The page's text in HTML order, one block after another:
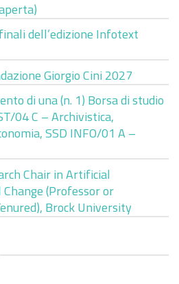
dell’edizione Infotext
Giorgio Cini 2027
di una (n. 1) Borsa di studio
04 C – Archivistica,
SSD INFO/01 A –
Chair in Artificial
(Professor or
Brock University